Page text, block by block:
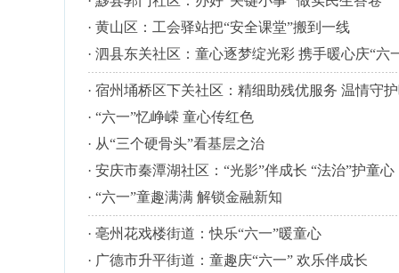
· 黄山区：工会驿站把“安全课堂”搬到一线
· 泗县东关社区：童心逐梦绽光彩 携手暖心庆“六
· 宿州埇桥区下关社区：精细助残优服务 温情守
· “六一”忆峥嵘 童心传红色
· 从“三个硬骨头”看基层之治
· 安庆市秦潭湖社区：“光影”伴成长 “法治”护童心
· “六一”童趣满满 解锁金融新知
· 亳州花戏楼街道：快乐“六一”暖童心
· 广德市升平街道：童趣庆“六一” 欢乐伴成长